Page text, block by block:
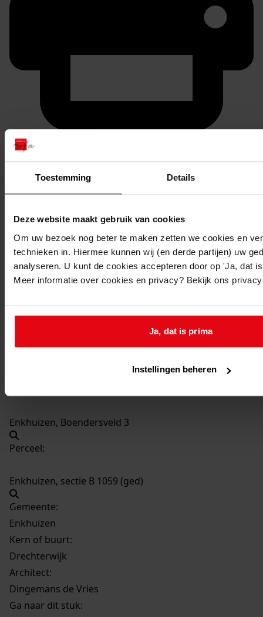
Toestemming Details
Deze website maakt gebruik van cookies
Om uw bezoek nog beter te maken zetten we cookies en
technieken in. Hiermee kunnen wij (en derde partijen) uw
analyseren. U kunt de cookies accepteren door op 'Ja, dat
Meer informatie over cookies en privacy? Bekijk ons
Ja, dat is prima
Instellingen beheren
Printen
duurzaam webadres
Inventaris
01. Nummers 1 tot en met 50
39Uitbreiden van het schoolgebouw, 25-3-1980
25-3-1980
Uitbreiden van het schoolgebouw
Enkhuizen, Boendersveld 3
Perceel:
Enkhuizen, sectie B 1059 (ged)
Gemeente:
Enkhuizen
Kern of buurt:
Drechterwijk
Architect:
Dingemans de Vries
Ga naar dit stuk: